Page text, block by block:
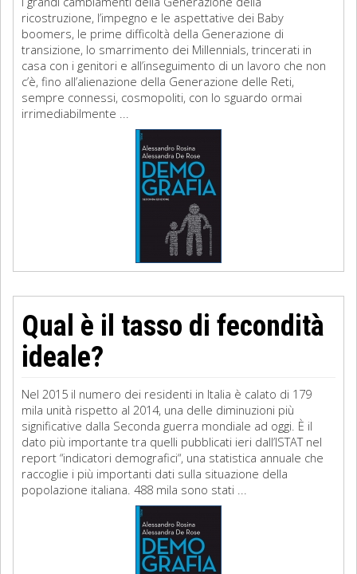
ricostruzione, l’impegno e le aspettative dei Baby
boomers, le prime difficoltà della Generazione di
transizione, lo smarrimento dei Millennials, trincerati in
casa con i genitori e all’inseguimento di un lavoro che non
c’è, fino all’alienazione della Generazione delle Reti,
sempre connessi, cosmopoliti, con lo sguardo ormai
irrimediabilmente ...
Qual è il tasso di fecondità
ideale?
Nel 2015 il numero dei residenti in Italia è calato di 179
mila unità rispetto al 2014, una delle diminuzioni più
significative dalla Seconda guerra mondiale ad oggi. È il
dato più importante tra quelli pubblicati ieri dall’ISTAT nel
report “indicatori demografici“, una statistica annuale che
raccoglie i più importanti dati sulla situazione della
popolazione italiana. 488 mila sono stati ...